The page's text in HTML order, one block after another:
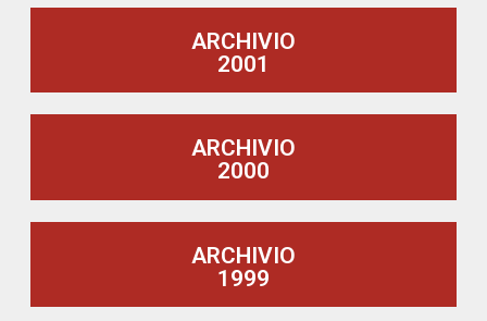
ARCHIVIO
2001
ARCHIVIO
2000
ARCHIVIO
1999